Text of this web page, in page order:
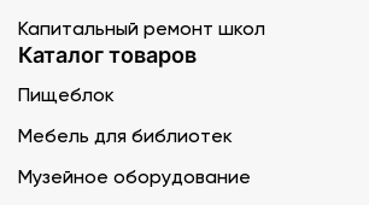
Капитальный ремонт школ
Каталог товаров
Пищеблок
Мебель для библиотек
Музейное оборудование